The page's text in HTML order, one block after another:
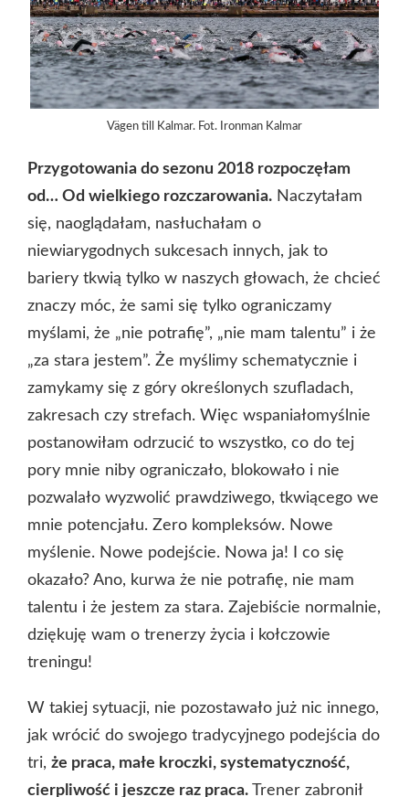
Vägen till Kalmar. Fot. Ironman Kalmar
Przygotowania do sezonu 2018 rozpoczęłam
od… Od wielkiego rozczarowania. Naczytałam
się, naoglądałam, nasłuchałam o
niewiarygodnych sukcesach innych, jak to
bariery tkwią tylko w naszych głowach, że chcieć
znaczy móc, że sami się tylko ograniczamy
myślami, że „nie potrafię”, „nie mam talentu” i że
„za stara jestem”. Że myślimy schematycznie i
zamykamy się z góry określonych szufladach,
zakresach czy strefach. Więc wspaniałomyślnie
postanowiłam odrzucić to wszystko, co do tej
pory mnie niby ograniczało, blokowało i nie
pozwalało wyzwolić prawdziwego, tkwiącego we
mnie potencjału. Zero kompleksów. Nowe
myślenie. Nowe podejście. Nowa ja! I co się
okazało? Ano, kurwa że nie potrafię, nie mam
talentu i że jestem za stara. Zajebiście normalnie,
dziękuję wam o trenerzy życia i kołczowie
treningu!
W takiej sytuacji, nie pozostawało już nic innego,
jak wrócić do swojego tradycyjnego podejścia do
tri, że praca, małe kroczki, systematyczność,
cierpliwość i jeszcze raz praca. Trener zabronił